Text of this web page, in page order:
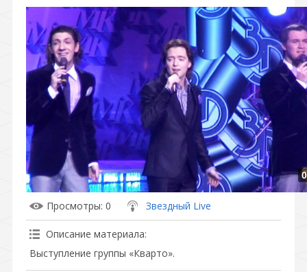
Просмотры: 0 Звездный Live
Описание материала:
Выступление группы «Кварто».